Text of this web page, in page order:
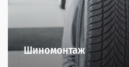
Шиномонтаж